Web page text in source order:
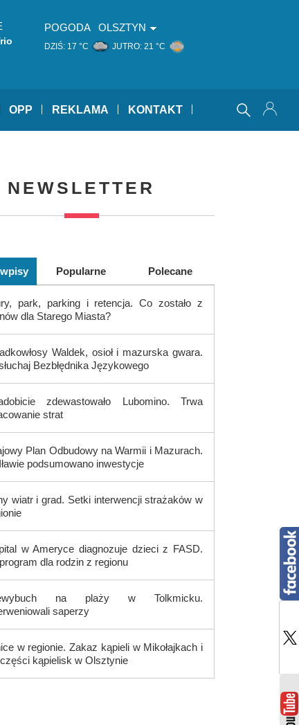
POGODA OLSZTYN
DZIŚ: 17 °C JUTRO: 21 °C
OPP REKLAMA KONTAKT
NEWSLETTER
Popularne Polecane
park, parking i retencja. Co zostało z
dla Starego Miasta?
Waldek, osioł i mazurska gwara.
Bezbłędnika Językowego
zdewastowało Lubomino. Trwa
strat
Plan Odbudowy na Warmii i Mazurach.
podsumowano inwestycje
wiatr i grad. Setki interwencji strażaków w
w Ameryce diagnozuje dzieci z FASD.
dla rodzin z regionu
na plaży w Tolkmicku.
saperzy
w regionie. Zakaz kąpieli w Mikołajkach i
kąpielisk w Olsztynie